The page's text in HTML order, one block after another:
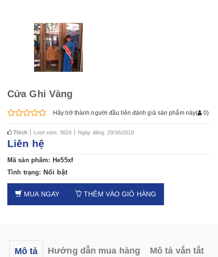
Cửa Ghi Vàng
Hãy trở thành người đầu tiên đánh giá sản phẩm này( 0)
Thích Lượt xem: 3824 Ngày đăng: 29/06/2018
Liên hệ
Mã sản phẩm: He55xf
Tình trạng: Nổi bật
MUA NGAY THÊM VÀO GIỎ HÀNG
Mô tả Hướng dẫn mua hàng Mô tả vắn tắt